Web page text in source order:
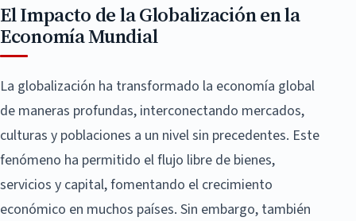
El Impacto de la Globalización en la
Economía Mundial
La globalización ha transformado la economía global
de maneras profundas, interconectando mercados,
culturas y poblaciones a un nivel sin precedentes. Este
fenómeno ha permitido el flujo libre de bienes,
servicios y capital, fomentando el crecimiento
económico en muchos países. Sin embargo, también